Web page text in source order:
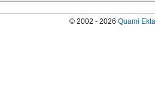
© 2002 - 2026 Quami